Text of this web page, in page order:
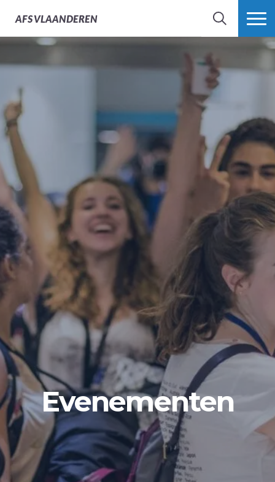
AFSVLAANDEREN
ZOEK MEER
Evenementen